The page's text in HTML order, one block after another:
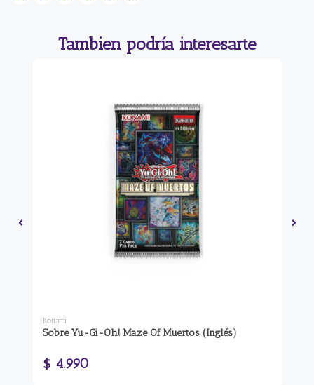
Tambien podría interesarte
Konami
Sobre Yu-Gi-Oh! Maze Of Muertos (Inglés)
$ 4.990